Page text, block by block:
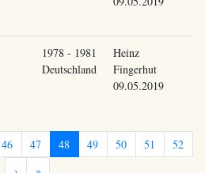
1978 - 1981
Deutschland
Heinz
Fingerhut
09.05.2019
46 47 48 49 50 51
52
›
»